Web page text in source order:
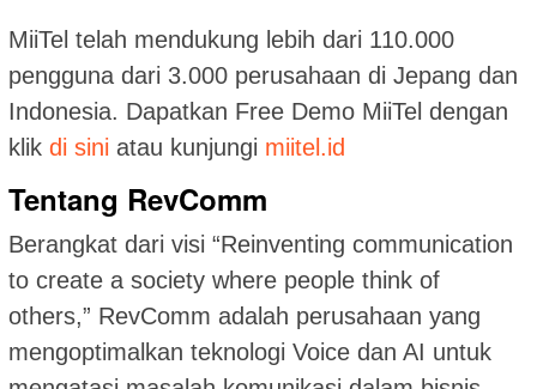
MiiTel telah mendukung lebih dari 110.000
pengguna dari 3.000 perusahaan di Jepang dan
Indonesia. Dapatkan Free Demo MiiTel dengan
klik di sini atau kunjungi miitel.id
Tentang RevComm
Berangkat dari visi “Reinventing communication
to create a society where people think of
others,” RevComm adalah perusahaan yang
mengoptimalkan teknologi Voice dan AI untuk